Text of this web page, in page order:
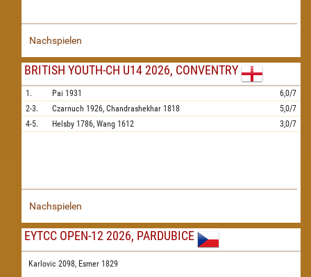
Nachspielen
BRITISH YOUTH-CH U14 2026, CONVENTRY
1. Pai 1931
6,0/7
2-3.
Czarnuch 1926, Chandrashekhar 1818
5,0/7
4-5.
Helsby 1786, Wang 1612 3,0/7
Nachspielen
EYTCC OPEN-12 2026, PARDUBICE
Karlovic 2098, Esmer 1829